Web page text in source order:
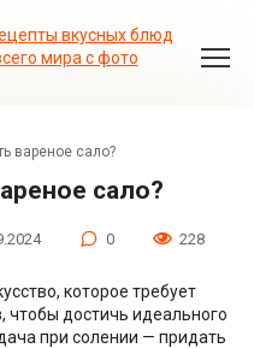
вареное сало?
сало?
0 228
которое требует
чтобы достичь идеального
при солении — придать